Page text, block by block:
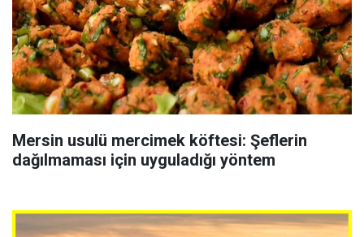
Mersin usulü mercimek köftesi: Şeflerin
dağılmaması için uyguladığı yöntem